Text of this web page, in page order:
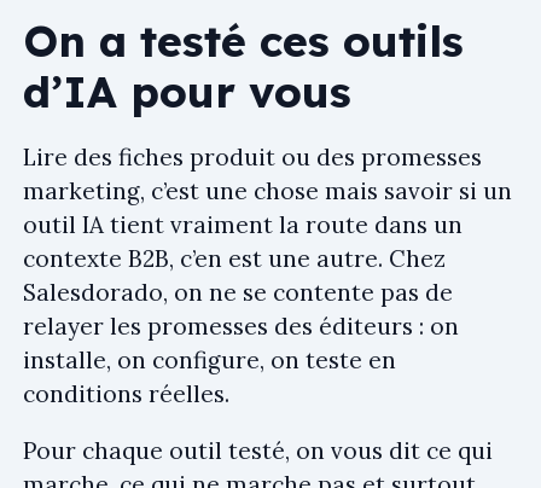
On a testé ces outils
d’IA pour vous
Lire des fiches produit ou des promesses
marketing, c’est une chose mais savoir si un
outil IA tient vraiment la route dans un
contexte B2B, c’en est une autre. Chez
Salesdorado, on ne se contente pas de
relayer les promesses des éditeurs : on
installe, on configure, on teste en
conditions réelles.
Pour chaque outil testé, on vous dit ce qui